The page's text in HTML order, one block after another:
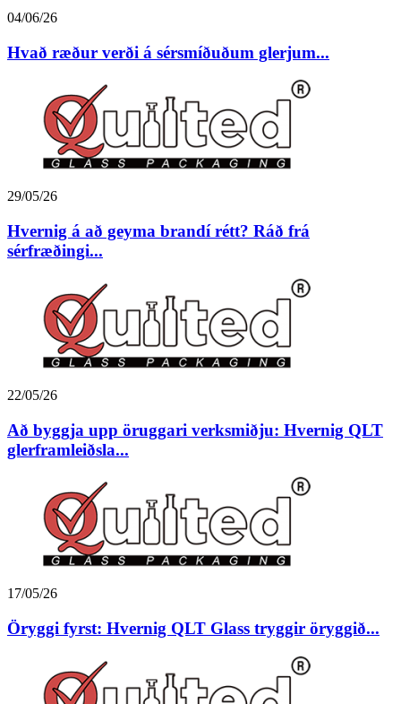
04/06/26
Hvað ræður verði á sérsmíðuðum glerjum...
29/05/26
Hvernig á að geyma brandí rétt? Ráð frá
sérfræðingi...
22/05/26
Að byggja upp öruggari verksmiðju: Hvernig QLT
glerframleiðsla...
17/05/26
Öryggi fyrst: Hvernig QLT Glass tryggir öryggið...